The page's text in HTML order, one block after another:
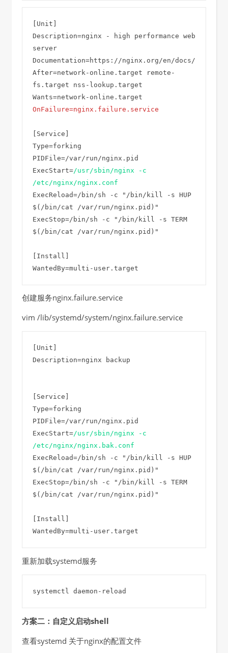
[Unit]
Description=nginx - high performance web
server
Documentation=https://nginx.org/en/docs/
After=network-online.target remote-
fs.target nss-lookup.target
OnFailure=nginx.failure.service
[Service]
Type=forking
PIDFile=/var/run/nginx.pid
ExecStart=/usr/sbin/nginx -c
/etc/nginx/nginx.conf
ExecReload=/bin/sh -c "/bin/kill -s HUP
$(/bin/cat /var/run/nginx.pid)"
ExecStop=/bin/sh -c "/bin/kill -s TERM
$(/bin/cat /var/run/nginx.pid)"
[Install]
WantedBy=multi-user.target
创建服务nginx.failure.service
vim /lib/systemd/system/nginx.failure.service
[Unit]
Description=nginx backup
[Service]
Type=forking
PIDFile=/var/run/nginx.pid
ExecStart=/usr/sbin/nginx -c
/etc/nginx/nginx.bak.conf
ExecReload=/bin/sh -c "/bin/kill -s HUP
$(/bin/cat /var/run/nginx.pid)"
ExecStop=/bin/sh -c "/bin/kill -s TERM
$(/bin/cat /var/run/nginx.pid)"
[Install]
WantedBy=multi-user.target
重新加载systemd服务
systemctl daemon-reload
方案二：自定义启动shell
查看systemd 关于nginx的配置文件